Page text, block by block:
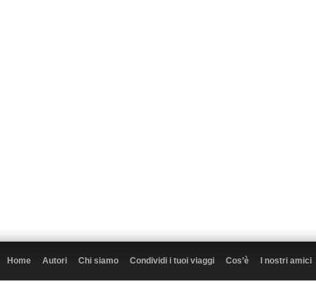
Home Autori Chi siamo Condividi i tuoi viaggi Cos’è I nostri amici